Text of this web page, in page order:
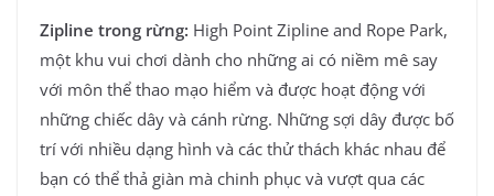
Zipline trong rừng: High Point Zipline and Rope Park,
một khu vui chơi dành cho những ai có niềm mê say
với môn thể thao mạo hiểm và được hoạt động với
những chiếc dây và cánh rừng. Những sợi dây được bố
trí với nhiều dạng hình và các thử thách khác nhau để
bạn có thể thả giàn mà chinh phục và vượt qua các